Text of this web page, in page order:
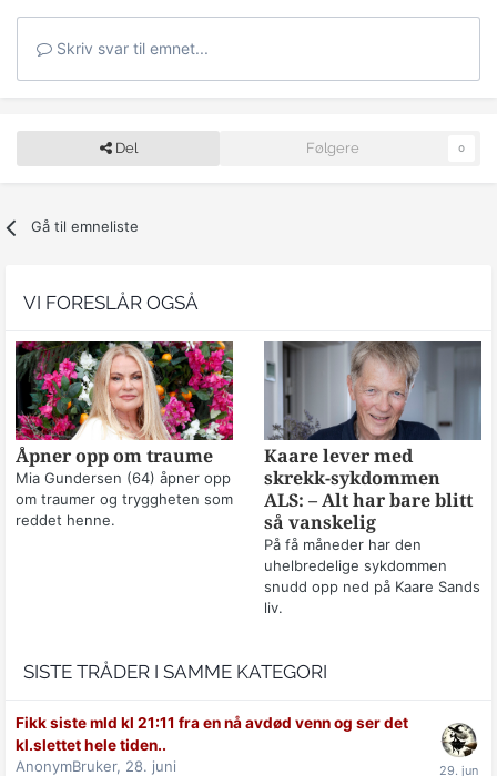
Skriv svar til emnet...
Del Følgere 0
Gå til emneliste
VI FORESLÅR OGSÅ
Åpner opp om traume
Mia Gundersen (64) åpner opp
om traumer og tryggheten som
reddet henne.
Kaare lever med
skrekk-sykdommen
ALS: – Alt har bare blitt
så vanskelig
På få måneder har den
uhelbredelige sykdommen
snudd opp ned på Kaare Sands
liv.
SISTE TRÅDER I SAMME KATEGORI
Fikk siste mld kl 21:11 fra en nå avdød venn og ser det
kl.slettet hele tiden..
AnonymBruker, 28. juni